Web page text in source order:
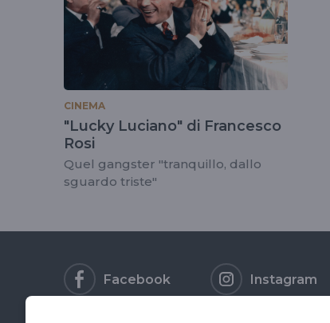
#luckyluciano
CINEMA
"Lucky Luciano" di Francesco
Rosi
Quel gangster "tranquillo, dallo
sguardo triste"
Facebook Instagram